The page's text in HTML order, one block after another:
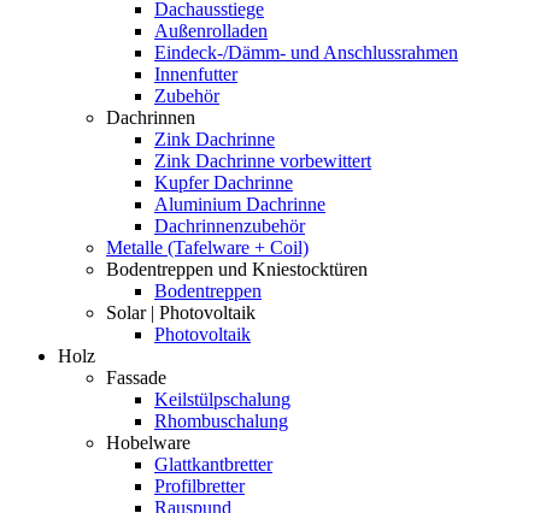
Dachausstiege
Außenrolladen
Eindeck-/Dämm- und Anschlussrahmen
Innenfutter
Zubehör
Dachrinnen
Zink Dachrinne
Zink Dachrinne vorbewittert
Kupfer Dachrinne
Aluminium Dachrinne
Dachrinnenzubehör
Metalle (Tafelware + Coil)
Bodentreppen und Kniestocktüren
Bodentreppen
Solar | Photovoltaik
Photovoltaik
Holz
Fassade
Keilstülpschalung
Rhombuschalung
Hobelware
Glattkantbretter
Profilbretter
Rauspund